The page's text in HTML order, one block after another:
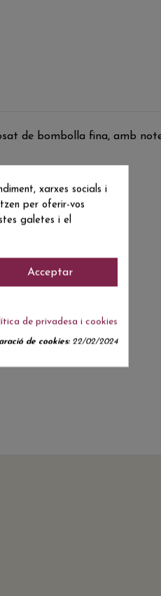
de bombolla fina, amb
xarxes socials i
per oferir-vos
galetes i el
Acceptar
de privadesa i cookies
de cookies:22/02/2024